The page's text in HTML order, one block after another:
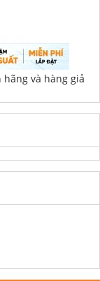
và hàng giả